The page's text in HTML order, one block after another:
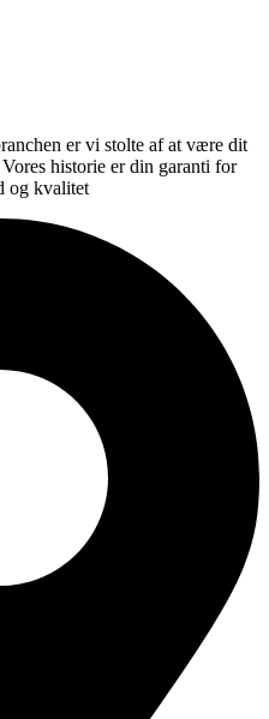
er vi stolte af at være dit
historie er din garanti for
og kvalitet